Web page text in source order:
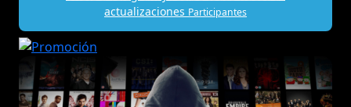
actualizaciones Participantes